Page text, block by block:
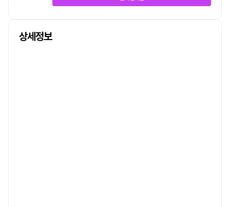
상세정보